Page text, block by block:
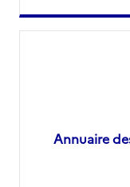
Annuaire